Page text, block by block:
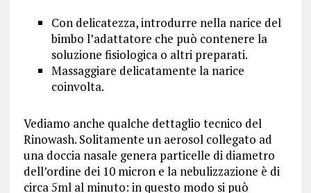
Con delicatezza, introdurre nella narice del
bimbo l’adattatore che può contenere la
soluzione fisiologica o altri preparati.
Massaggiare delicatamente la narice
coinvolta.
Vediamo anche qualche dettaglio tecnico del
Rinowash. Solitamente un aerosol collegato ad
una doccia nasale genera particelle di diametro
dell’ordine dei 10 micron e la nebulizzazione è di
circa 5ml al minuto: in questo modo si può